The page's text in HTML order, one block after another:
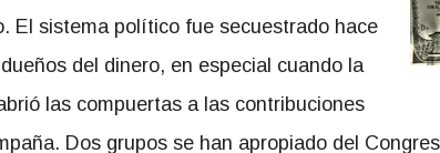
El sistema político fue secuestrado hace
del dinero, en especial cuando la
las compuertas a las contribuciones
Dos grupos se han apropiado del